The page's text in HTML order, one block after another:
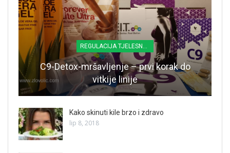
C9-Detox-mršavljenje – prvi korak do
vitkije linije
Kako skinuti kile brzo i zdravo
lip 8, 2018